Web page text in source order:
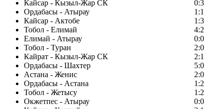
Кайсар - Кызыл-Жар СК
0:3
Ордабасы - Атырау
1:1
Кайсар - Актобе
1:3
Тобол - Елимай
4:2
Елимай - Атырау
0:0
Тобол - Туран
2:0
Кайрат - Кызыл-Жар СК
2:1
Ордабасы - Шахтер
5:0
Астана - Женис
2:0
Ордабасы - Астана
1:2
Тобол - Жетысу
1:2
Окжетпес - Атырау
0:0